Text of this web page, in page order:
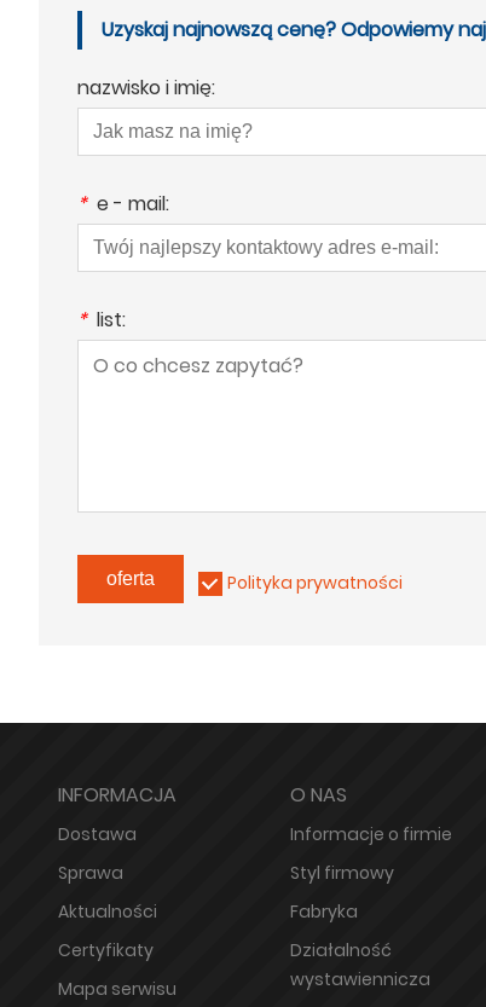
Uzyskaj najnowszą cenę? Odpowiemy
nazwisko i imię:
* e - mail:
* list:
oferta Polityka prywatności
INFORMACJA
Dostawa
Sprawa
Aktualności
Certyfikaty
Mapa serwisu
O NAS
Informacje o firmie
Styl firmowy
Fabryka
Działalność
wystawiennicza